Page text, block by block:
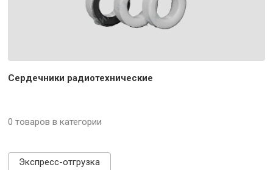
Сердечники радиотехнические
0 товаров в категории
Экспресс-отгрузка